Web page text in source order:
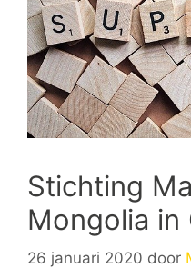
Stichting
Mongolia in
26 januari 2020 door